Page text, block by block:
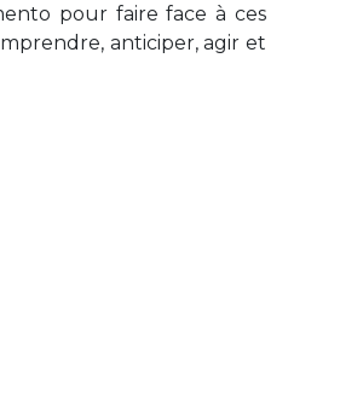
pour faire face à ces
anticiper, agir et